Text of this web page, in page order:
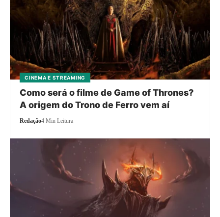
CINEMA E STREAMING
Como será o filme de Game of Thrones?
A origem do Trono de Ferro vem aí
Redação4 Min Leitura